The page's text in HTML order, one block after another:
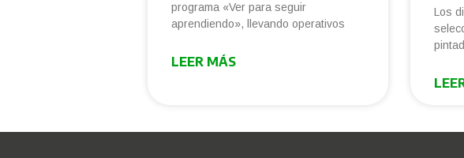
programa «Ver para seguir
aprendiendo», llevando operativos
LEER MÁS
Los